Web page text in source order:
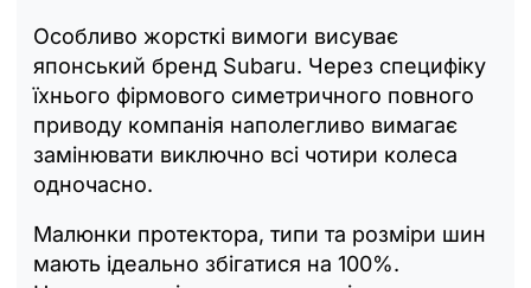
Особливо жорсткі вимоги висуває
японський бренд Subaru. Через специфіку
їхнього фірмового симетричного повного
приводу компанія наполегливо вимагає
замінювати виключно всі чотири колеса
одночасно.
Малюнки протектора, типи та розміри шин
мають ідеально збігатися на 100%.